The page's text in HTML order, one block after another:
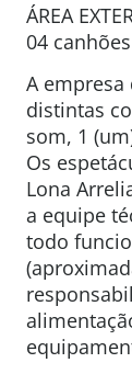
ÁREA
04
A empresa
distintas
som, 1
Os
Lona
a equipe
todo